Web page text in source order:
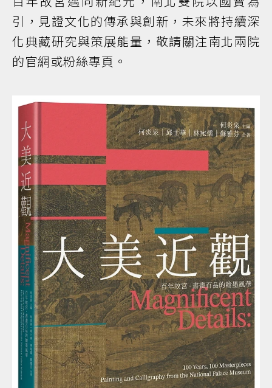
引，見證文化的傳承與創新，未來將持續深
化典藏研究與策展能量，敬請關注南北兩院
的官網或粉絲專頁。